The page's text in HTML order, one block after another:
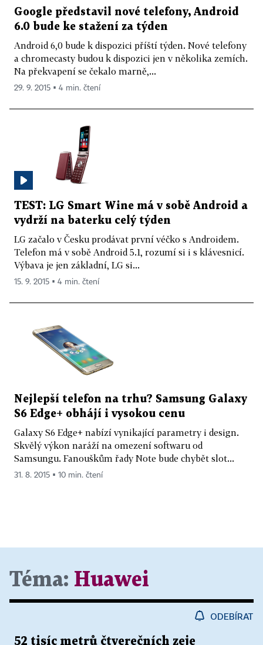
Google představil nové telefony, Android
6.0 bude ke stažení za týden
Android 6,0 bude k dispozici příští týden. Nové telefony
a chromecasty budou k dispozici jen v několika zemích.
Na překvapení se čekalo marně,...
29. 9. 2015 ▪ 4 min. čtení
TEST: LG Smart Wine má v sobě Android a
vydrží na baterku celý týden
LG začalo v Česku prodávat první véčko s Androidem.
Telefon má v sobě Android 5.1, rozumí si i s klávesnicí.
Výbava je jen základní, LG si...
15. 9. 2015 ▪ 4 min. čtení
Nejlepší telefon na trhu? Samsung Galaxy
S6 Edge+ obhájí i vysokou cenu
Galaxy S6 Edge+ nabízí vynikající parametry i design.
Skvělý výkon naráží na omezení softwaru od
Samsungu. Fanouškům řady Note bude chybět slot...
31. 8. 2015 ▪ 10 min. čtení
Téma: Huawei
ODEBÍRAT
52 tisíc metrů čtverečních zeje